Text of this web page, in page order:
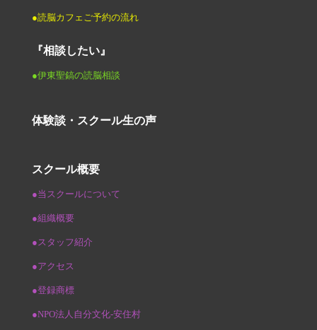
●読脳カフェご予約の流れ
『相談したい』
●伊東聖鎬の読脳相談
体験談・スクール生の声
スクール概要
●当スクールについて
●組織概要
●スタッフ紹介
●アクセス
●登録商標
●NPO法人自分文化-安住村